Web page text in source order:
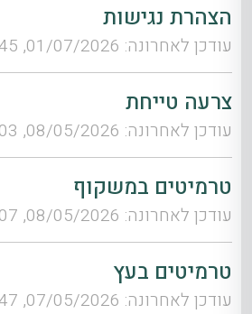
הצהרת נגישות
עודכן לאחרונה: 01/07/2026, 10:45
צרעה טייחת
עודכן לאחרונה: 08/05/2026, 09:03
טרמיטים במשקוף
עודכן לאחרונה: 08/05/2026, 06:07
טרמיטים בעץ
עודכן לאחרונה: 07/05/2026, 14:47